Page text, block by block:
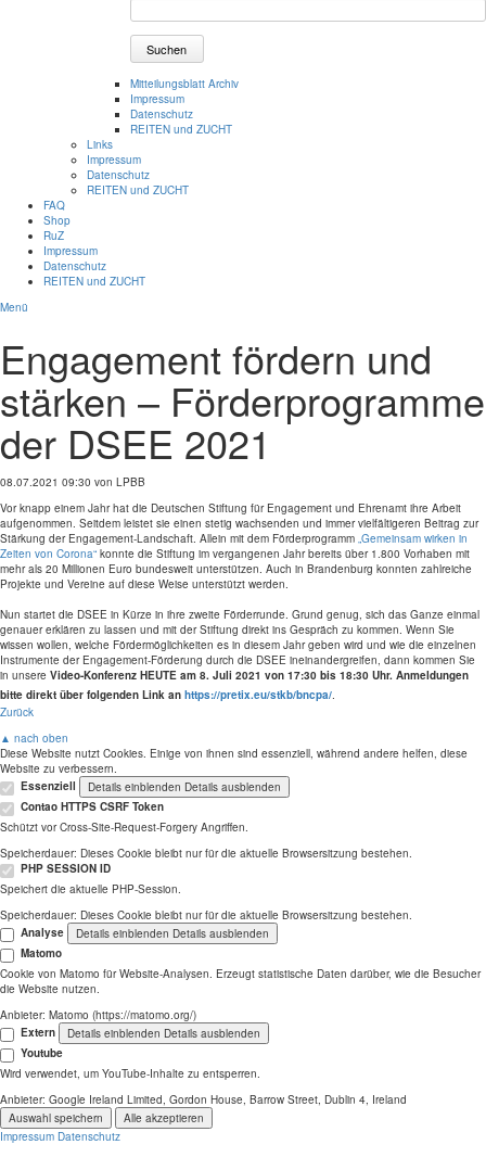
Suchen
Mitteilungsblatt Archiv
Impressum
Datenschutz
REITEN und ZUCHT
Links
Impressum
Datenschutz
REITEN und ZUCHT
FAQ
Shop
RuZ
Impressum
Datenschutz
REITEN und ZUCHT
Menü
Engagement fördern und
stärken – Förderprogramme
der DSEE 2021
08.07.2021 09:30 von LPBB
Vor knapp einem Jahr hat die Deutschen Stiftung für Engagement und Ehrenamt ihre Arbeit
aufgenommen. Seitdem leistet sie einen stetig wachsenden und immer vielfältigeren Beitrag zur
Stärkung der Engagement-Landschaft. Allein mit dem Förderprogramm „Gemeinsam wirken in
Zeiten von Corona“ konnte die Stiftung im vergangenen Jahr bereits über 1.800 Vorhaben mit
mehr als 20 Millionen Euro bundesweit unterstützen. Auch in Brandenburg konnten zahlreiche
Projekte und Vereine auf diese Weise unterstützt werden.
Nun startet die DSEE in Kürze in ihre zweite Förderrunde. Grund genug, sich das Ganze einmal
genauer erklären zu lassen und mit der Stiftung direkt ins Gespräch zu kommen. Wenn Sie
wissen wollen, welche Fördermöglichkeiten es in diesem Jahr geben wird und wie die einzelnen
Instrumente der Engagement-Förderung durch die DSEE ineinandergreifen, dann kommen Sie
in unsere Video-Konferenz HEUTE am 8. Juli 2021 von 17:30 bis 18:30 Uhr. Anmeldungen
bitte direkt über folgenden Link an https://pretix.eu/stkb/bncpa/.
Zurück
▲ nach oben
Diese Website nutzt Cookies. Einige von ihnen sind essenziell, während andere helfen, diese
Website zu verbessern.
Essenziell
Details einblenden Details ausblenden
Contao HTTPS CSRF Token
Schützt vor Cross-Site-Request-Forgery Angriffen.
Speicherdauer: Dieses Cookie bleibt nur für die aktuelle Browsersitzung bestehen.
PHP SESSION ID
Speichert die aktuelle PHP-Session.
Speicherdauer: Dieses Cookie bleibt nur für die aktuelle Browsersitzung bestehen.
Analyse
Details einblenden Details ausblenden
Matomo
Cookie von Matomo für Website-Analysen. Erzeugt statistische Daten darüber, wie die Besucher
die Website nutzen.
Anbieter: Matomo (https://matomo.org/)
Extern
Details einblenden Details ausblenden
Youtube
Wird verwendet, um YouTube-Inhalte zu entsperren.
Anbieter: Google Ireland Limited, Gordon House, Barrow Street, Dublin 4, Ireland
Auswahl speichern
Alle akzeptieren
Impressum Datenschutz